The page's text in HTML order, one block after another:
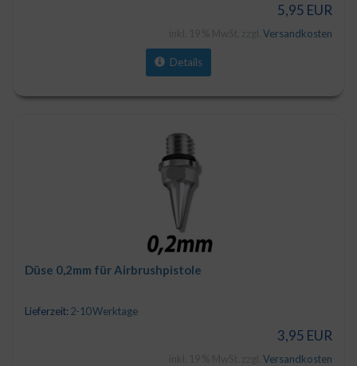
5,95 EUR
Versandkosten
Details
Düse 0,2mm für Airbrushpistole
Lieferzeit: 2-10 Werktage
3,95 EUR
Versandkosten